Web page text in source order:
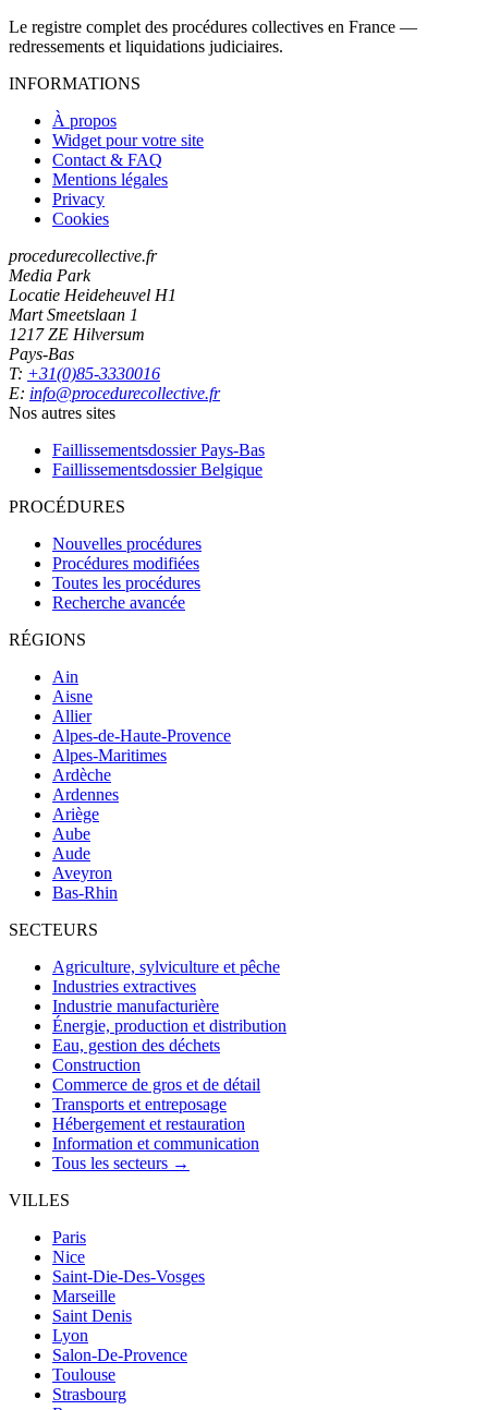
Le registre complet des procédures collectives en France —
redressements et liquidations judiciaires.
INFORMATIONS
À propos
Widget pour votre site
Contact & FAQ
Mentions légales
Privacy
Cookies
procedurecollective.fr
Media Park
Locatie Heideheuvel H1
Mart Smeetslaan 1
1217 ZE Hilversum
Pays-Bas
T: +31(0)85-3330016
E: info@procedurecollective.fr
Nos autres sites
Faillissementsdossier Pays-Bas
Faillissementsdossier Belgique
PROCÉDURES
Nouvelles procédures
Procédures modifiées
Toutes les procédures
Recherche avancée
RÉGIONS
Ain
Aisne
Allier
Alpes-de-Haute-Provence
Alpes-Maritimes
Ardèche
Ardennes
Ariège
Aube
Aude
Aveyron
Bas-Rhin
SECTEURS
Agriculture, sylviculture et pêche
Industries extractives
Industrie manufacturière
Énergie, production et distribution
Eau, gestion des déchets
Construction
Commerce de gros et de détail
Transports et entreposage
Hébergement et restauration
Information et communication
Tous les secteurs →
VILLES
Paris
Nice
Saint-Die-Des-Vosges
Marseille
Saint Denis
Lyon
Salon-De-Provence
Toulouse
Strasbourg